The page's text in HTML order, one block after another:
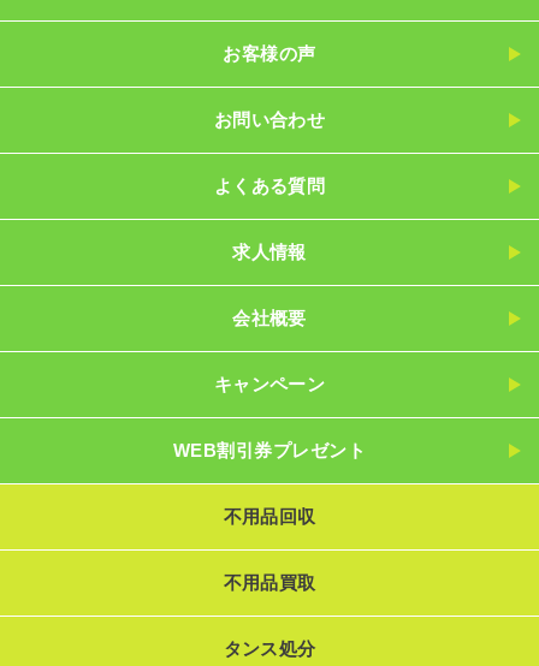
お客様の声
お問い合わせ
よくある質問
求人情報
会社概要
キャンペーン
WEB割引券プレゼント
不用品回収
不用品買取
タンス処分